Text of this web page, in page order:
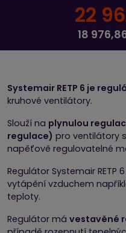
22
18
Systemair RETP 6 je
kruhové ventilátory.
Slouží na plynulou
regulace) pro ventilátory
napěťově regulovatelné
Regulátor Systemair
vytápění vzduchem
teploty.
Regulátor má vestavěné